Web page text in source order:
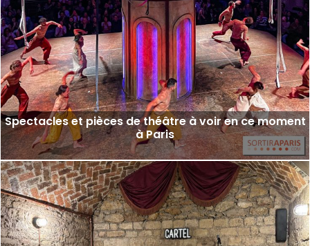
Spectacles et pièces de théâtre à voir en ce moment
à Paris